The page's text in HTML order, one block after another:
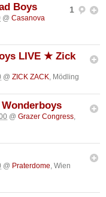
1
Boys
@ Casanova
LIVE ★ Zick
@ ZICK ZACK, Mödling
@ Grazer Congress,
@ Praterdome, Wien